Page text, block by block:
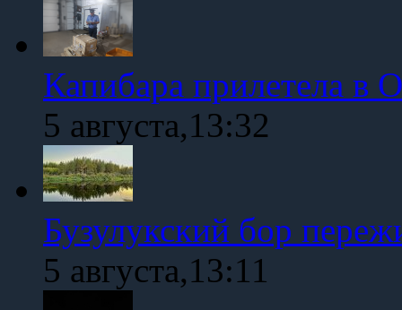
Капибара прилетела в
5 августа,13:32
Бузулукский бор
5 августа,13:11